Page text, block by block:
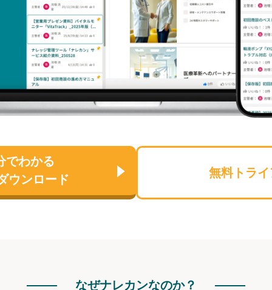
でわかる
ウンロード
無料トラ
なぜナレカンなのか？